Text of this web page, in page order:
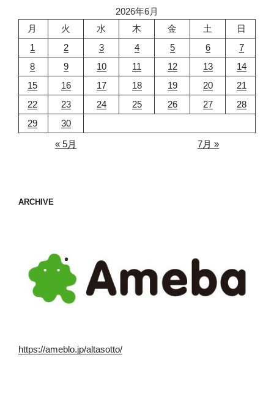
2026年6月
月
火 水 木 金 土
日
1
2 3 4 5 6
7
8
9 10 11 12 13
14
15
16 17 18 19 20
21
22
23 24 25 26 27
28
29
30
« 5月
7月 »
ARCHIVE
https://ameblo.jp/altasotto/